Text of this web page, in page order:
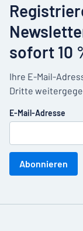
sofort 10
Ihre E-Mail-
Dritte
E-Mail-Adresse
Abonnieren